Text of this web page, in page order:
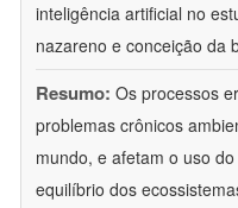
inteligência artificial no
nazareno e conceição da
Resumo: Os processos
problemas crônicos
mundo, e afetam o uso
equilíbrio dos